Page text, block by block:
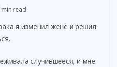
min read
я изменил жене и решил
случившееся, и мне